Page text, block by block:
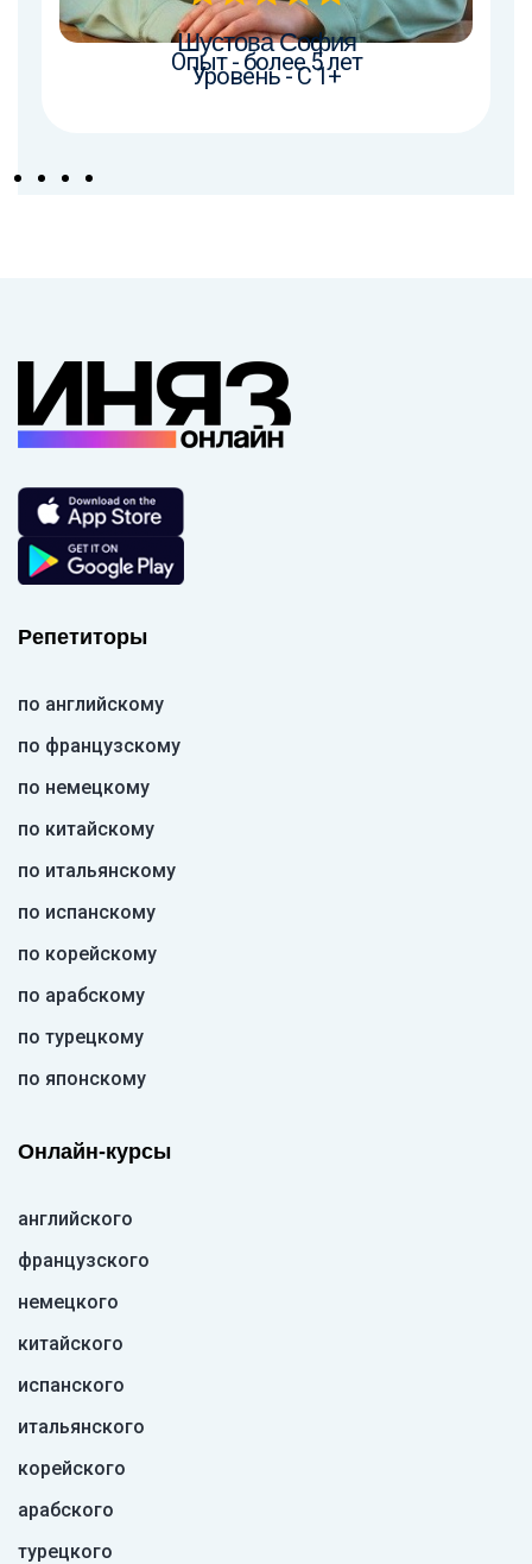
Шустова София
Опыт - более 5 лет
Уровень - C 1+
Репетиторы
по английскому
по французскому
по немецкому
по китайскому
по итальянскому
по испанскому
по корейскому
по арабскому
по турецкому
по японскому
Онлайн-курсы
английского
французского
немецкого
китайского
испанского
итальянского
корейского
арабского
турецкого